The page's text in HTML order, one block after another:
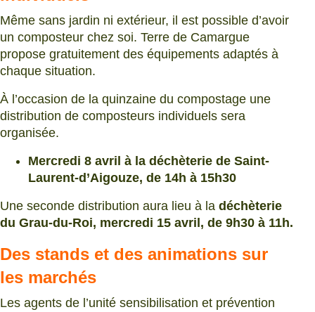
Même sans jardin ni extérieur, il est possible d’avoir
un composteur chez soi. Terre de Camargue
propose gratuitement des équipements adaptés à
chaque situation.
À l’occasion de la quinzaine du compostage une
distribution de composteurs individuels sera
organisée.
Mercredi 8 avril à la déchèterie de Saint-
Laurent-d’Aigouze, de 14h à 15h30
Une seconde distribution aura lieu à la déchèterie
du Grau-du-Roi, mercredi 15 avril, de 9h30 à 11h.
Des stands et des animations sur
les marchés
Les agents de l’unité sensibilisation et prévention